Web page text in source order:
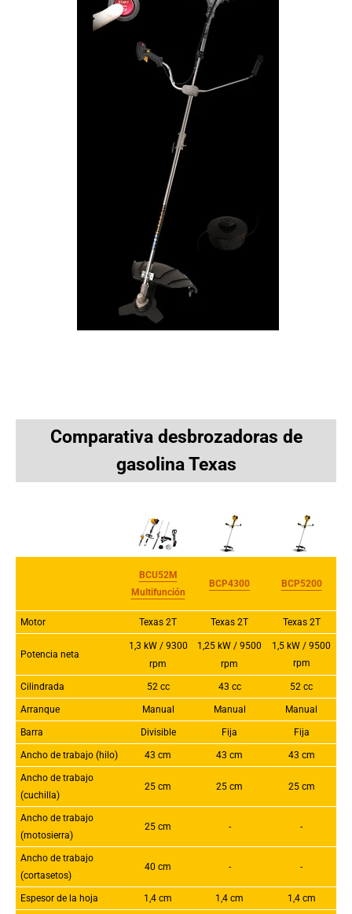
Comparativa desbrozadoras de
gasolina Texas
BCU52M
Multifunción
BCP4300 BCP5200
Motor Texas 2T Texas 2T Texas 2T
Potencia neta
1,3 kW / 9300
rpm
1,25 kW / 9500
rpm
1,5 kW / 9500
rpm
Cilindrada 52 cc 43 cc 52 cc
Arranque Manual Manual Manual
Barra Divisible Fija Fija
Ancho de trabajo (hilo) 43 cm 43 cm 43 cm
Ancho de trabajo
(cuchilla)
25 cm 25 cm 25 cm
Ancho de trabajo
(motosierra)
25 cm - -
Ancho de trabajo
(cortasetos)
40 cm - -
Espesor de la hoja 1,4 cm 1,4 cm 1,4 cm